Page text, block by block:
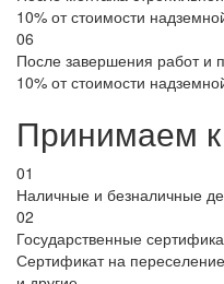
10% от стоимости
06
После завершения работ и
10% от стоимости
Принимаем
01
Наличные и безналичные
02
Государственные
Сертификат на